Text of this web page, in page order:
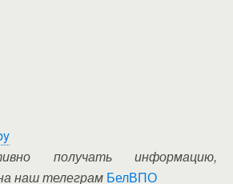
получать информацию,
наш телеграм БелВПО